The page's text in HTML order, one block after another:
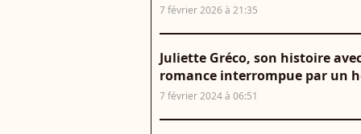
7 février 2026 à 21:35
Juliette Gréco, son histoire
romance interrompue par un
7 février 2024 à 06:51